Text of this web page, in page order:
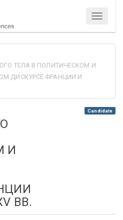
Menu
ТЕЛА В ПОЛИТИЧЕСКОМ И
ДИСКУРСЕ ФРАНЦИИ И
И
ВВ.
Candidate